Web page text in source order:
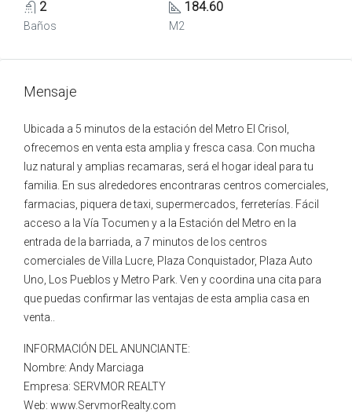
2
Baños
184.60
M2
Mensaje
Ubicada a 5 minutos de la estación del Metro El Crisol,
ofrecemos en venta esta amplia y fresca casa. Con mucha
luz natural y amplias recamaras, será el hogar ideal para tu
familia. En sus alrededores encontraras centros comerciales,
farmacias, piquera de taxi, supermercados, ferreterías. Fácil
acceso a la Vía Tocumen y a la Estación del Metro en la
entrada de la barriada, a 7 minutos de los centros
comerciales de Villa Lucre, Plaza Conquistador, Plaza Auto
Uno, Los Pueblos y Metro Park. Ven y coordina una cita para
que puedas confirmar las ventajas de esta amplia casa en
venta..
INFORMACIÓN DEL ANUNCIANTE:
Nombre: Andy Marciaga
Empresa: SERVMOR REALTY
Web: www.ServmorRealty.com